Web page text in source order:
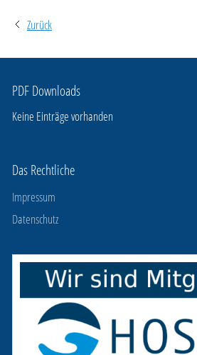
Zurück
PDF Downloads
Keine Einträge vorhanden
Das Rechtliche
Impressum
Datenschutz